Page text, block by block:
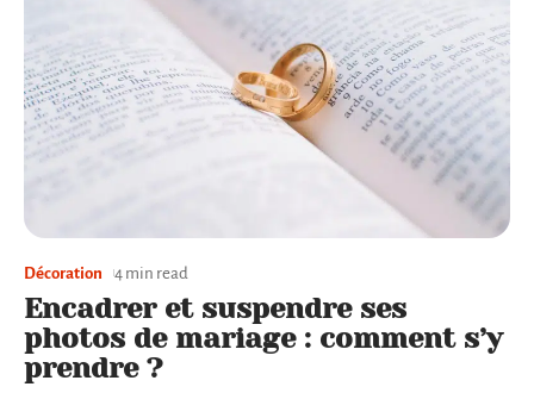
Décoration 4 min read
Encadrer et suspendre ses
photos de mariage : comment s’y
prendre ?